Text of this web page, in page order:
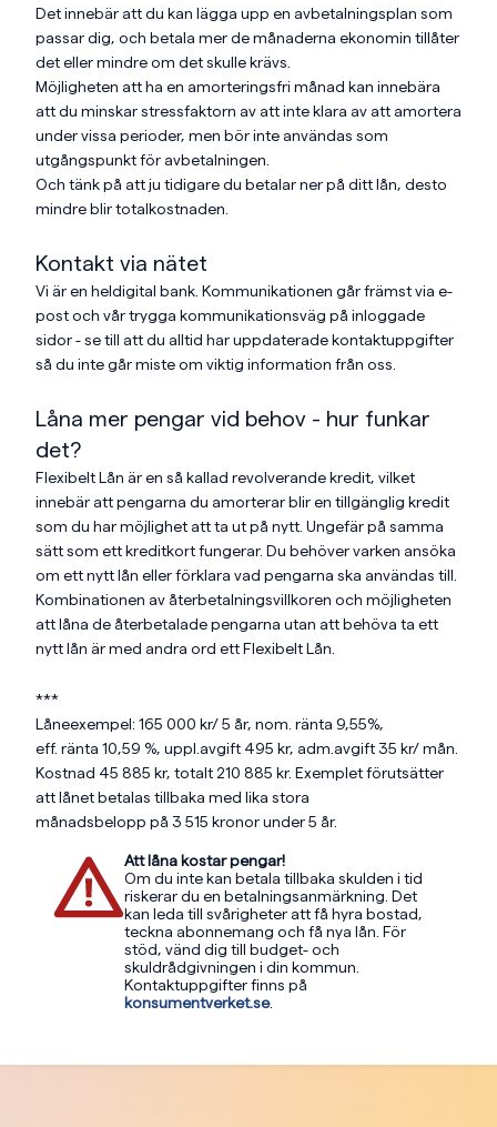
Det innebär att du kan lägga upp en avbetalningsplan som
passar dig, och betala mer de månaderna ekonomin tillåter
det eller mindre om det skulle krävs.
Möjligheten att ha en amorteringsfri månad kan innebära
att du minskar stressfaktorn av att inte klara av att amortera
under vissa perioder, men bör inte användas som
utgångspunkt för avbetalningen.
Och tänk på att ju tidigare du betalar ner på ditt lån, desto
mindre blir totalkostnaden.
Kontakt via nätet
Vi är en heldigital bank. Kommunikationen går främst via e-
post och vår trygga kommunikationsväg på inloggade
sidor - se till att du alltid har uppdaterade kontaktuppgifter
så du inte går miste om viktig information från oss.
Låna mer pengar vid behov - hur funkar
det?
Flexibelt Lån är en så kallad revolverande kredit, vilket
innebär att pengarna du amorterar blir en tillgänglig kredit
som du har möjlighet att ta ut på nytt. Ungefär på samma
sätt som ett kreditkort fungerar. Du behöver varken ansöka
om ett nytt lån eller förklara vad pengarna ska användas till.
Kombinationen av återbetalningsvillkoren och möjligheten
att låna de återbetalade pengarna utan att behöva ta ett
nytt lån är med andra ord ett Flexibelt Lån.
***
Låneexempel: 165 000 kr/ 5 år, nom. ränta 9,55%,
eff. ränta 10,59 %, uppl.avgift 495 kr, adm.avgift 35 kr/ mån.
Kostnad 45 885 kr, totalt 210 885 kr. Exemplet förutsätter
att lånet betalas tillbaka med lika stora
månadsbelopp på 3 515 kronor under 5 år.
Att låna kostar pengar!
Om du inte kan betala tillbaka skulden i tid
riskerar du en betalningsanmärkning. Det
kan leda till svårigheter att få hyra bostad,
teckna abonnemang och få nya lån. För
stöd, vänd dig till budget- och
skuldrådgivningen i din kommun.
Kontaktuppgifter finns på
konsumentverket.se.